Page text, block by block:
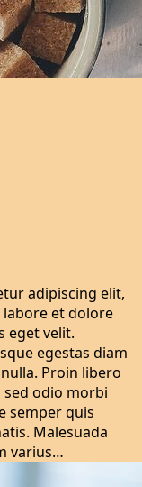
adipiscing elit,
et dolore
eget velit.
egestas diam
Proin libero
sed odio morbi
semper quis
Malesuada
varius…